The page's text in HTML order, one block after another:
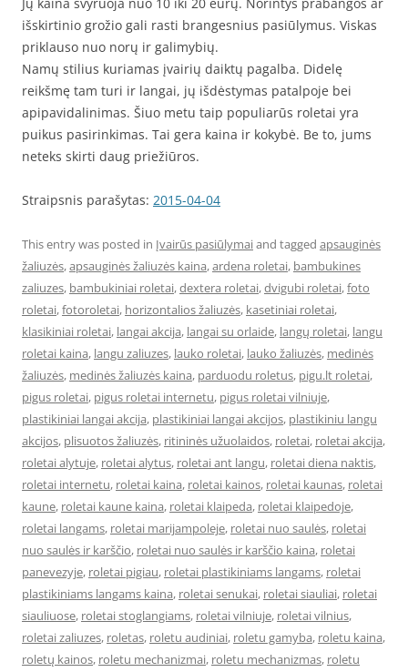
išskirtinio grožio gali rasti brangesnius pasiūlymus. Viskas
priklauso nuo norų ir galimybių.
Namų stilius kuriamas įvairių daiktų pagalba. Didelę
reikšmę tam turi ir langai, jų išdėstymas patalpoje bei
apipavidalinimas. Šiuo metu taip populiarūs roletai yra
puikus pasirinkimas. Tai gera kaina ir kokybė. Be to, jums
neteks skirti daug priežiūros.
Straipsnis parašytas: 2015-04-04
This entry was posted in Įvairūs pasiūlymaiand tagged apsauginės
žaliuzės,apsauginės žaliuzės kaina,ardena roletai, bambukines
zaliuzes, bambukiniai roletai,dextera roletai,dvigubi roletai,foto
roletai,fotoroletai, horizontalios žaliuzės, kasetiniai roletai,
klasikiniai roletai, langai akcija, langai su orlaide, langų roletai, langu
roletai kaina, langu zaliuzes, lauko roletai, lauko žaliuzės, medinės
žaliuzės, medinės žaliuzės kaina, parduodu roletus, pigu.lt roletai,
pigus roletai, pigus roletai internetu, pigus roletai vilniuje,
plastikiniai langai akcija, plastikiniai langai akcijos, plastikiniu langu
akcijos, plisuotos žaliuzės, ritininės užuolaidos, roletai, roletai akcija,
roletai alytuje, roletai alytus, roletai ant langu, roletai diena naktis,
roletai internetu, roletai kaina, roletai kainos, roletai kaunas, roletai
kaune, roletai kaune kaina, roletai klaipeda, roletai klaipedoje,
roletai langams, roletai marijampoleje, roletai nuo saulės, roletai
nuo saulės ir karščio, roletai nuo saulės ir karščio kaina, roletai
panevezyje, roletai pigiau, roletai plastikiniams langams, roletai
plastikiniams langams kaina, roletai senukai, roletai siauliai, roletai
siauliuose, roletai stoglangiams, roletai vilniuje, roletai vilnius,
roletai zaliuzes, roletas, roletu audiniai, roletu gamyba, roletu kaina,
roletų kainos, roletu mechanizmai, roletu mechanizmas, roletu